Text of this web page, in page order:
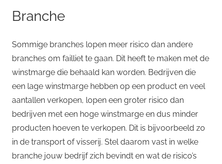
Branche
Sommige branches lopen meer risico dan andere
branches om failliet te gaan. Dit heeft te maken met de
winstmarge die behaald kan worden. Bedrijven die
een lage winstmarge hebben op een product en veel
aantallen verkopen, lopen een groter risico dan
bedrijven met een hoge winstmarge en dus minder
producten hoeven te verkopen. Dit is bijvoorbeeld zo
in de transport of visserij. Stel daarom vast in welke
branche jouw bedrijf zich bevindt en wat de risico’s